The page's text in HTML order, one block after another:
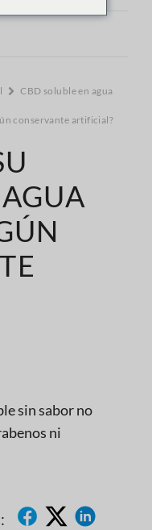
CBD soluble en agua
conservante artificial?
sin sabor no
ni